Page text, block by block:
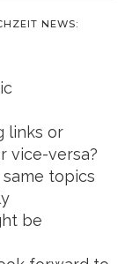
NEWS:
links or
vice-versa?
topics
be